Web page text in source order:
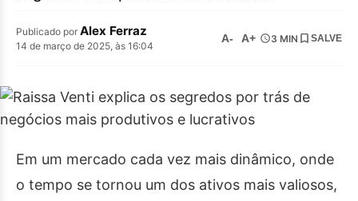
Publicado por Alex Ferraz
14 de março de 2025, às 16:04
A- A+ 3 MIN SALVE
Em um mercado cada vez mais dinâmico, onde
o tempo se tornou um dos ativos mais valiosos,